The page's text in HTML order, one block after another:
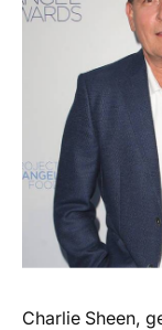
Charlie Sheen,